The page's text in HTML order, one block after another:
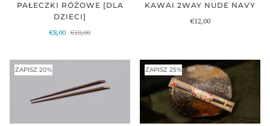
PAŁECZKI RÓŻOWE [DLA
DZIECI]
€8,00 €10,00
KAWAI 2WAY NUDE NAVY
€12,00
ZAPISZ 20% ZAPISZ 25%